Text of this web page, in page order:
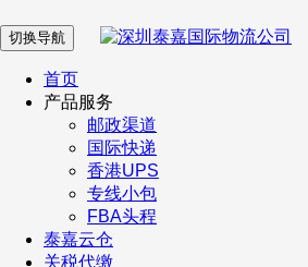
在 线 客 服
企业微信
切换导航
首页
产品服务
邮政渠道
国际快递
香港UPS
专线小包
FBA头程
泰嘉云仓
关税代缴